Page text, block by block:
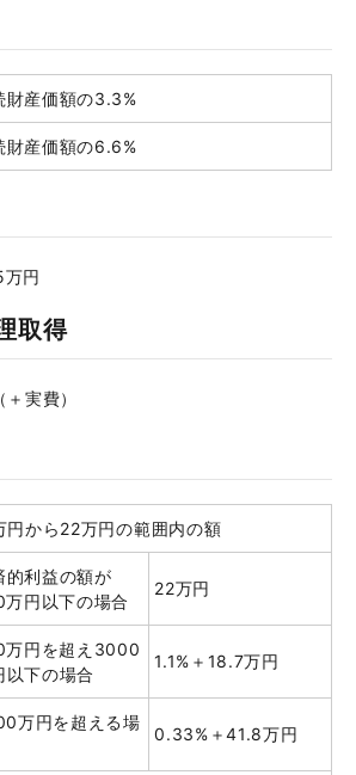
財産価額の3.3%
財産価額の6.6%
円
取得
実費）
円から22万円の範囲内の額
的利益の額が
円以下の場合
22万円
万円を超え3000
以下の場合
1.1%＋18.7万円
万円を超える場
0.33%＋41.8万円